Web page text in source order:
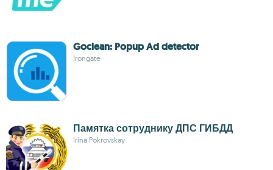
Goclean: Popup Ad detector
Irongate
Памятка сотруднику ДПС ГИБДД
Irina Pokrovskay